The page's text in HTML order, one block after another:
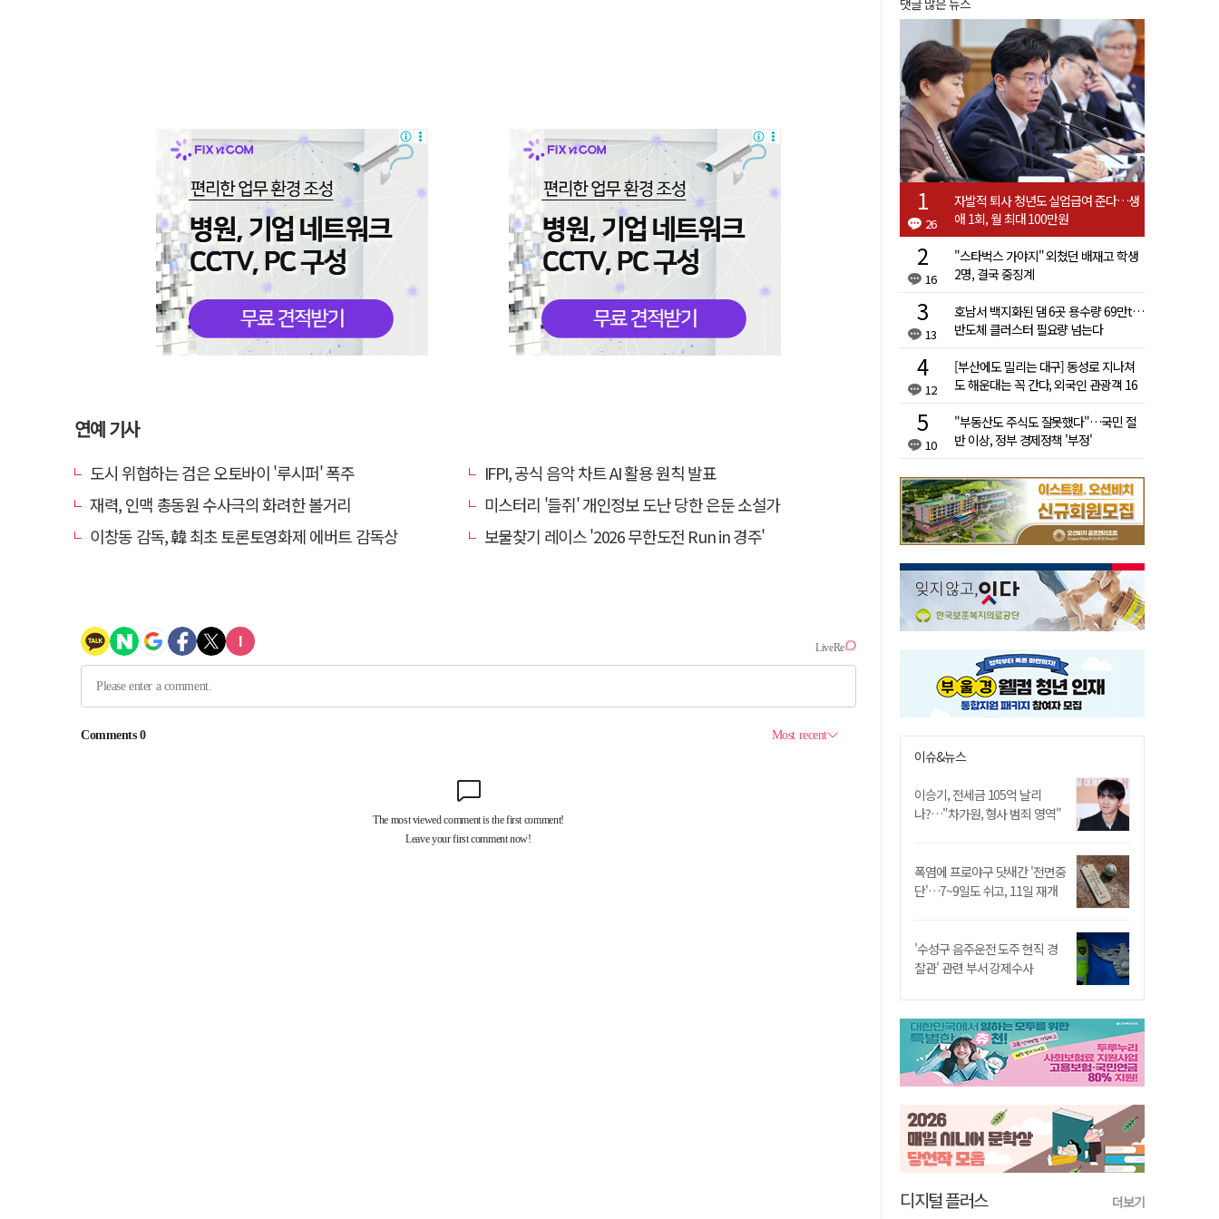
연예 기사
도시 위협하는 검은 오토바이 '루시퍼' 폭주
IFPI, 공식 음악 차트 AI 활용 원칙 발표
재력, 인맥 총동원 수사극의 화려한 볼거리
미스터리 '들쥐' 개인정보 도난 당한 은둔 소설가
이창동 감독, 韓 최초 토론토영화제 에버트 감독상
보물찾기 레이스 '2026 무한도전 Run in 경주'
댓글 많은 뉴스
26
자발적 퇴사 청년도 실업급여 준다…생
애 1회, 월 최대 100만원
16
"스타벅스 가야지" 외쳤던 배재고 학생
2명, 결국 중징계
13
호남서 백지화된 댐 6곳 용수량 69만t…
반도체 클러스터 필요량 넘는다
12
[부산에도 밀리는 대구] 동성로 지나쳐
도 해운대는 꼭 간다, 외국인 관광객 16
10
"부동산도 주식도 잘못했다"…국민 절
반 이상, 정부 경제정책 '부정'
이슈&뉴스
이승기, 전세금 105억 날리
나?…"차가원, 형사 범죄 영역"
폭염에 프로야구 닷새간 '전면중
단'…7~9일도 쉬고, 11일 재개
'수성구 음주운전 도주 현직 경
찰관' 관련 부서 강제수사
디지털 플러스 더보기